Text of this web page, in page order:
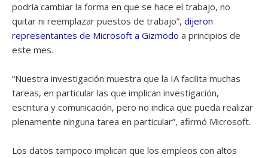
podría cambiar la forma en que se hace el trabajo, no
quitar ni reemplazar puestos de trabajo”, dijeron
representantes de Microsoft a Gizmodo a principios de
este mes.
“Nuestra investigación muestra que la IA facilita muchas
tareas, en particular las que implican investigación,
escritura y comunicación, pero no indica que pueda realizar
plenamente ninguna tarea en particular”, afirmó Microsoft.
Los datos tampoco implican que los empleos con altos